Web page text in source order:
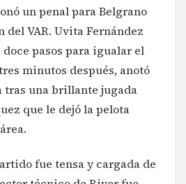
un penal para Belgrano
VAR. Uvita Fernández
pasos para igualar el
minutos después, anotó
tras una brillante jugada
que le dejó la pelota
fue tensa y cargada de